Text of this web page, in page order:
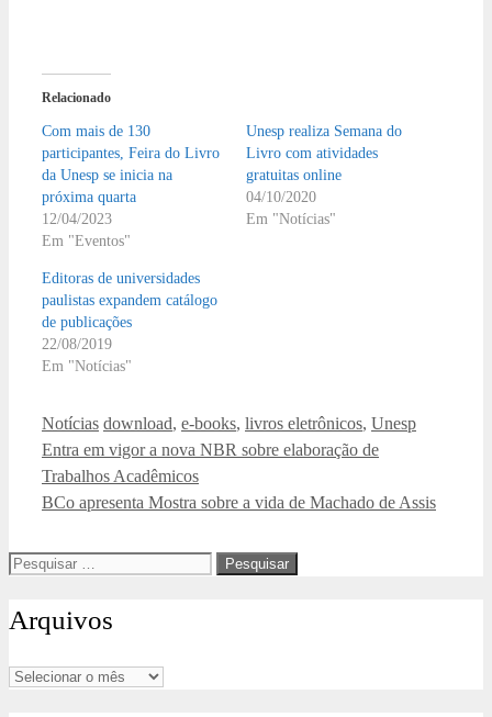
Relacionado
Com mais de 130
participantes, Feira do Livro
da Unesp se inicia na
próxima quarta
12/04/2023
Em "Eventos"
Unesp realiza Semana do
Livro com atividades
gratuitas online
04/10/2020
Em "Notícias"
Editoras de universidades
paulistas expandem catálogo
de publicações
22/08/2019
Em "Notícias"
Categorias
Notícias Tags
download, e-books, livros eletrônicos, Unesp
Entra em vigor a nova NBR sobre elaboração de
Trabalhos Acadêmicos
BCo apresenta Mostra sobre a vida de Machado de Assis
Pesquisar
Arquivos
Arquivos